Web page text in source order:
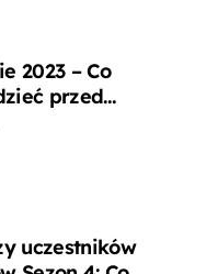
2023 – Co
przed
OC i
uczestników